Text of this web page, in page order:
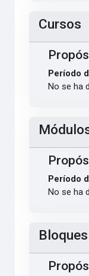
Cursos
Período
No se ha
Período
No se ha
Bloques